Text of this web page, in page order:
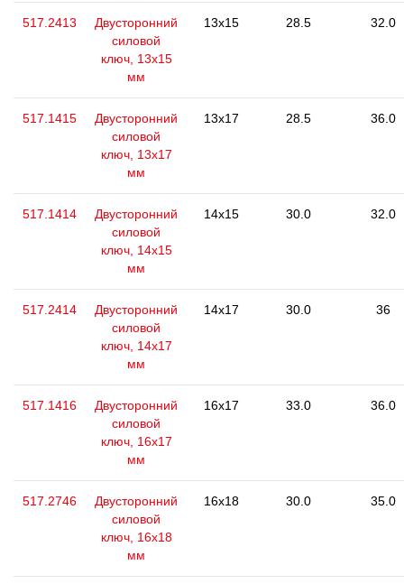
517.2413
Двусторонний
силовой
ключ, 13x15
мм
13x15 28.5 32.0
517.1415
Двусторонний
силовой
ключ, 13x17
мм
13x17 28.5 36.0
517.1414
Двусторонний
силовой
ключ, 14x15
мм
14x15 30.0 32.0
517.2414
Двусторонний
силовой
ключ, 14x17
мм
14x17 30.0 36
517.1416
Двусторонний
силовой
ключ, 16x17
мм
16x17 33.0 36.0
517.2746
Двусторонний
силовой
ключ, 16x18
мм
16x18 30.0 35.0